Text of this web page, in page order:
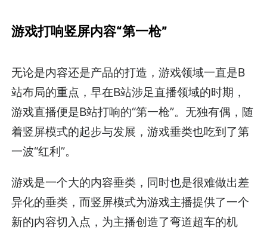
游戏打响竖屏内容“第一枪”
无论是内容还是产品的打造，游戏领域一直是B
站布局的重点，早在B站涉足直播领域的时期，
游戏直播便是B站打响的“第一枪”。无独有偶，随
着竖屏模式的起步与发展，游戏垂类也吃到了第
一波“红利”。
游戏是一个大的内容垂类，同时也是很难做出差
异化的垂类，而竖屏模式为游戏主播提供了一个
新的内容切入点，为主播创造了弯道超车的机